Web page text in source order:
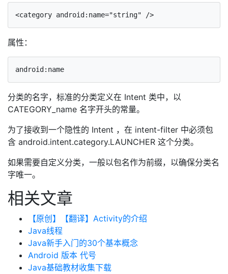
属性：
分类的名字，标准的分类定义在 Intent 类中，以
CATEGORY_name 名字开头的常量。
为了接收到一个隐性的 Intent ，在 intent-filter 中必须包
含 android.intent.category.LAUNCHER 这个分类。
如果需要自定义分类，一般以包名作为前缀，以确保分类名
字唯一。
相关文章
【原创】【翻译】Activity的介绍
Java线程
Java新手入门的30个基本概念
Android 版本 代号
Java基础教材收集下载